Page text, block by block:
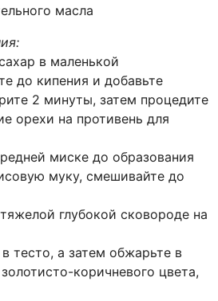
масла
в маленькой
до кипения и добавьте
2 минуты, затем процедите
орехи на противень для
миске до образования
муку, смешивайте до
глубокой сковороде на
тесто, а затем обжарьте в
коричневого цвета,